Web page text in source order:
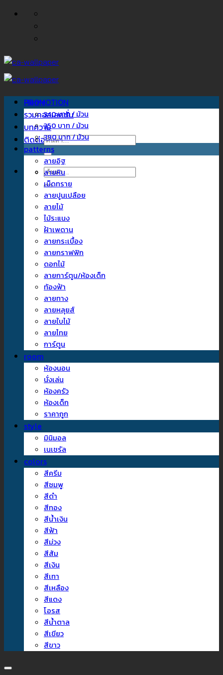
ข้าม
Home
รวมคอลเลคชั่น
บทความ
ติดต่อเรา
ค้นหา:
ค้นหา:
PROMOTION
340 บาท / ม้วน
350 บาท / ม้วน
390 บาท / ม้วน
patterns
ลายอิฐ
ลายหิน
เม็ดทราย
ลายปูนเปลือย
ลายไม้
ไม้ระแนง
ฝ้าเพดาน
ลายกระเบื้อง
ลายกราฟฟิก
ดอกไม้
ลายการ์ตูน/ห้องเด็ก
ท้องฟ้า
ลายทาง
ลายหลุยส์
ลายใบไม้
ลายไทย
การ์ตูน
room
ห้องนอน
นั่งเล่น
ห้องครัว
ห้องเด็ก
ราคาถูก
style
มินิมอล
เนเชรัล
colors
สีครีม
สีชมพู
สีดำ
สีทอง
สีน้ำเงิน
สีฟ้า
สีม่วง
สีส้ม
สีเงิน
สีเทา
สีเหลือง
สีแดง
โอรส
สีน้ำตาล
สีเขียว
สีขาว